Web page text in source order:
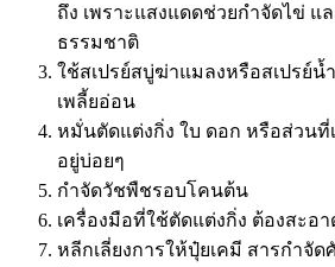
ถึง เพราะแสงแดดช่วยกำจัดไข่ แ
ธรรมชาติ
ใช้สเปรย์สบู่ฆ่าแมลงหรือสเปรย์น้
เพลี้ยอ่อน
หมั่นตัดแต่งกิ่ง ใบ ดอก หรือส่วนที่
อยู่บ่อยๆ
กำจัดวัชพืชรอบโคนต้น
เครื่องมือที่ใช้ตัดแต่งกิ่ง ต้องสะอา
หลีกเลี่ยงการให้ปุ๋ยเคมี สารกำจัด